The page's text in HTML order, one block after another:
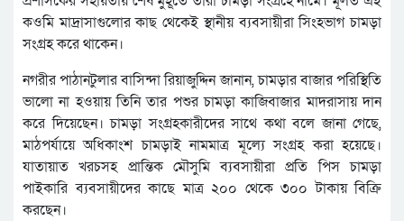
কওমি মাদ্রাসাগুলোর কাছ থেকেই স্থানীয় ব্যবসায়ীরা সিংহভাগ চামড়া
সংগ্রহ করে থাকেন।
নগরীর পাঠানটুলার বাসিন্দা রিয়াজুদ্দিন জানান, চামড়ার বাজার পরিস্থিতি
ভালো না হওয়ায় তিনি তার পশুর চামড়া কাজিবাজার মাদরাসায় দান
করে দিয়েছেন। চামড়া সংগ্রহকারীদের সাথে কথা বলে জানা গেছে,
মাঠপর্যায়ে অধিকাংশ চামড়াই নামমাত্র মূল্যে সংগ্রহ করা হয়েছে।
যাতায়াত খরচসহ প্রান্তিক মৌসুমি ব্যবসায়ীরা প্রতি পিস চামড়া
পাইকারি ব্যবসায়ীদের কাছে মাত্র ২০০ থেকে ৩০০ টাকায় বিক্রি
করছেন।